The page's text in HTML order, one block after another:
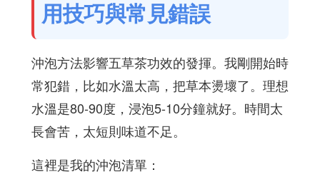
用技巧與常見錯誤
沖泡方法影響五草茶功效的發揮。我剛開始時
常犯錯，比如水溫太高，把草本燙壞了。理想
水溫是80-90度，浸泡5-10分鐘就好。時間太
長會苦，太短則味道不足。
這裡是我的沖泡清單：